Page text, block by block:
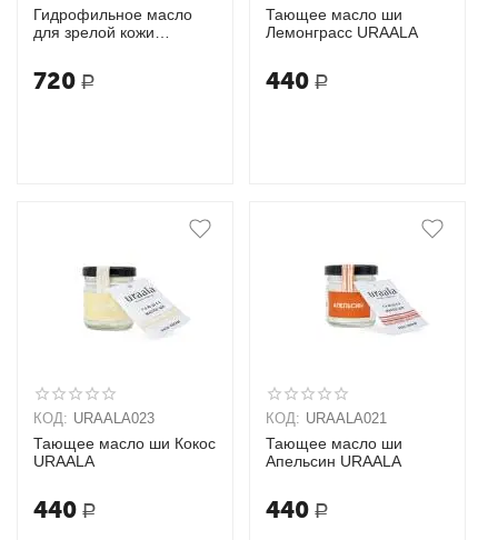
Гидрофильное масло
для зрелой кожи
720 Р
Тающее масло ши
Лемонграсс URAALA
440 Р
КОД: URAALA023
Тающее масло ши Кокос
URAALA
440 Р
КОД: URAALA021
Тающее масло ши
Апельсин URAALA
440 Р